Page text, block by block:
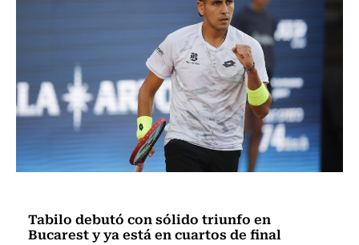
Tabilo debutó con sólido triunfo en
Bucarest y ya está en cuartos de final